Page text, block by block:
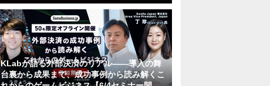
KLabが語る外部決済のリアル――導入の舞
台裏から成果まで、成功事例から読み解くこ